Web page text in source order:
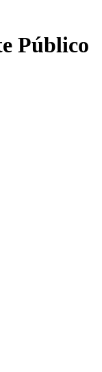
Público